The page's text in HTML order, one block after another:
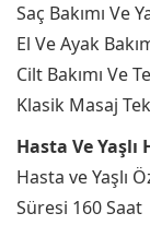
Saç Bakımı Ve
El Ve Ayak
Cilt Bakımı Ve
Klasik Masaj
Hasta Ve
Hasta ve Yaşlı
Süresi 160 Saat